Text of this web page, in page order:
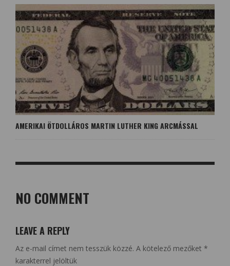
AMERIKAI ÖTDOLLÁROS MARTIN LUTHER KING ARCMÁSSAL
NO COMMENT
LEAVE A REPLY
Az e-mail címet nem tesszük közzé. A kötelező mezőket *
karakterrel jelöltük